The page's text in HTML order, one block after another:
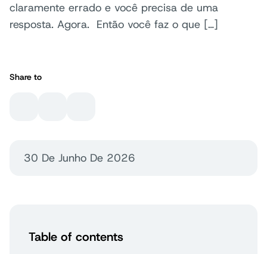
claramente errado e você precisa de uma
resposta. Agora. Então você faz o que […]
Share to
30 De Junho De 2026
Table of contents